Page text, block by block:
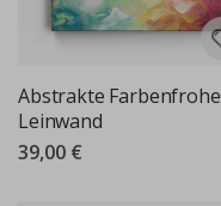
Abstrakte Farbenfrohe
Leinwand
39,00 €